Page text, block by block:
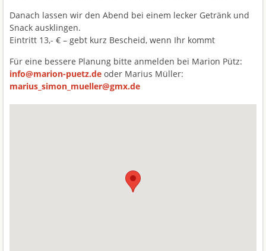
Danach lassen wir den Abend bei einem lecker Getränk und
Snack ausklingen.
Eintritt 13,- € – gebt kurz Bescheid, wenn Ihr kommt
Für eine bessere Planung bitte anmelden bei Marion Pütz:
info@marion-puetz.de oder Marius Müller:
marius_simon_mueller@gmx.de